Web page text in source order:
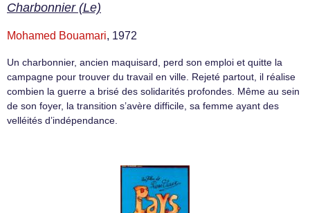
Charbonnier (Le)
Mohamed Bouamari, 1972
Un charbonnier, ancien maquisard, perd son emploi et quitte la
campagne pour trouver du travail en ville. Rejeté partout, il réalise
combien la guerre a brisé des solidarités profondes. Même au sein
de son foyer, la transition s’avère difficile, sa femme ayant des
velléités d’indépendance.